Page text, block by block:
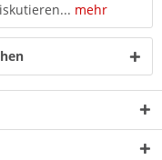
mehr